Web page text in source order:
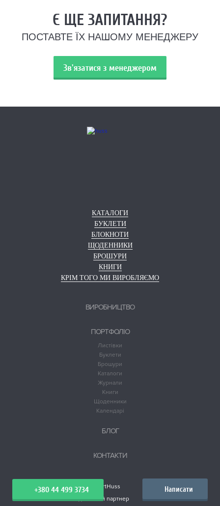
Є ЩЕ ЗАПИТАННЯ?
ПОСТАВТЕ ЇХ НАШОМУ МЕНЕДЖЕРУ
Зв'язатися з менеджером
+380 44 499 3734 Написати
КАТАЛОГИ
БУКЛЕТИ
БЛОКНОТИ
ЩОДЕННИКИ
БРОШУРИ
КНИГИ
КРІМ ТОГО МИ ВИРОБЛЯЄМО
ВИРОБНИЦТВО
ПОРТФОЛІО
Листівки
Буклети
Брошури
Каталоги
Журнали
Книги
Щоденники
Календарі
БЛОГ
КОНТАКТИ
Видавничий партнер